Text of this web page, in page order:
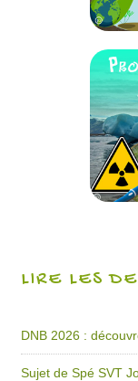
LIRE LES
DNB 2026 :
Sujet de Spé SVT